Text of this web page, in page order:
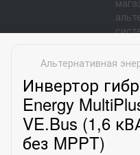
Альтернативная
Инвертор
Energy
VE.Bus (1,6
без MPPT)